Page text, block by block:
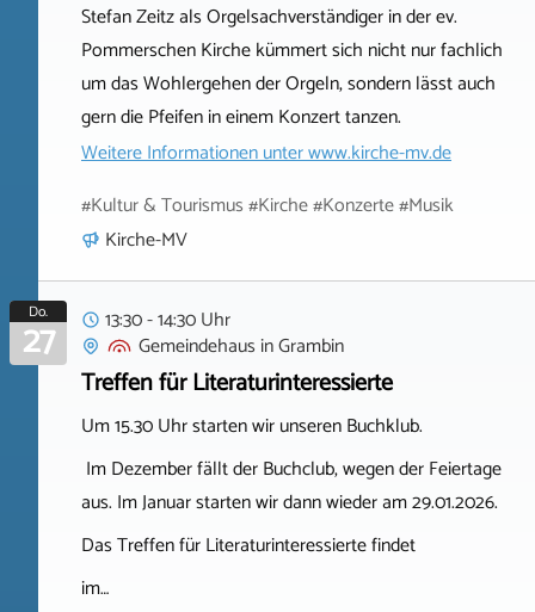
Stefan Zeitz als Orgelsachverständiger in der ev.
Pommerschen Kirche kümmert sich nicht nur fachlich
um das Wohlergehen der Orgeln, sondern lässt auch
gern die Pfeifen in einem Konzert tanzen.
Weitere Informationen unterwww.kirche-mv.de
#Kultur & Tourismus #Kirche #Konzerte #Musik
Kirche-MV
Do.
27
13:30 - 14:30 Uhr
Gemeindehaus inGrambin
Treffen für Literaturinteressierte
Um 15.30 Uhr starten wir unseren Buchklub.
Im Dezember fällt der Buchclub, wegen der Feiertage
aus. Im Januar starten wir dann wieder am 29.01.2026.
Das Treffen für Literaturinteressierte findet
im…